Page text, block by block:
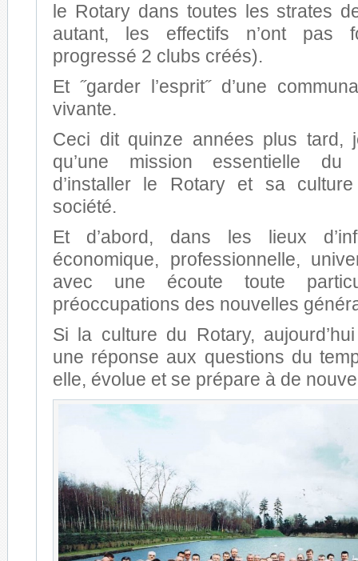
le Rotary dans toutes les strates
autant, les effectifs n’ont pas
progressé 2 clubs créés).
Et ˝garder l’esprit˝ d’une
vivante.
Ceci dit quinze années plus tard,
qu’une mission essentielle du
d’installer le Rotary et sa
société.
Et d’abord, dans les lieux
économique, professionnelle,
avec une écoute toute
préoccupations des nouvelles
Si la culture du Rotary,
une réponse aux questions du
elle, évolue et se prépare à de